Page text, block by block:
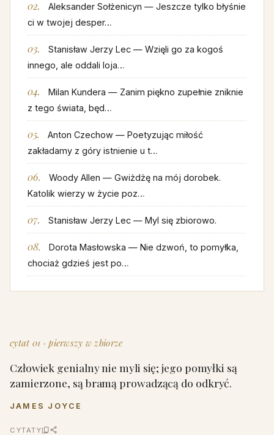
Aleksander Sołżenicyn — Jeszcze tylko błyśnie
ci w twojej desper…
Stanisław Jerzy Lec — Wzięli go za kogoś
innego, ale oddali loja…
Milan Kundera — Zanim piękno zupełnie zniknie
z tego świata, będ…
Anton Czechow — Poetyzując miłość
zakładamy z góry istnienie u t…
Woody Allen — Gwiżdżę na mój dorobek.
Katolik wierzy w życie poz…
Stanisław Jerzy Lec — Myl się zbiorowo.
Dorota Masłowska — Nie dzwoń, to pomyłka,
chociaż gdzieś jest po…
cytat 01 · pierwszy w zbiorze
Człowiek genialny nie myli się; jego pomyłki są
zamierzone, są bramą prowadzącą do odkryć.
JAMES JOYCE
CYTATY